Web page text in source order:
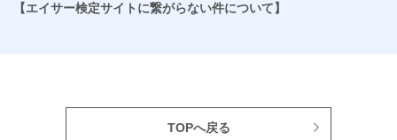
【エイサー検定サイトに繋がらない件について】
TOPへ戻る